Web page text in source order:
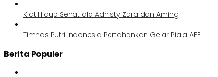
Kiat Hidup Sehat ala Adhisty Zara dan Aming
Timnas Putri Indonesia Pertahankan Gelar Piala AFF
Berita Populer